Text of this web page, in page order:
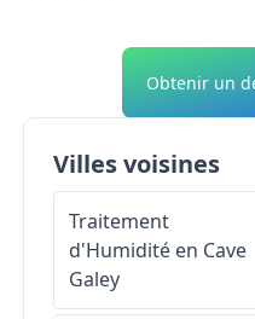
Obtenir un
Villes voisines
Traitement
d'Humidité en Cave
Galey